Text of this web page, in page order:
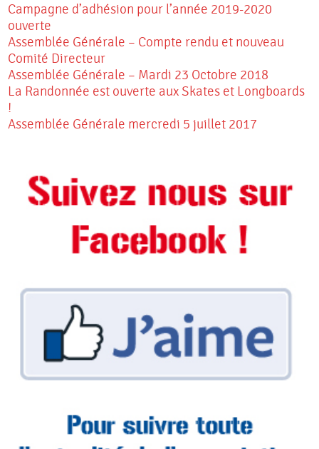
Campagne d’adhésion pour l’année 2019-2020
ouverte
Assemblée Générale – Compte rendu et nouveau
Comité Directeur
Assemblée Générale – Mardi 23 Octobre 2018
La Randonnée est ouverte aux Skates et Longboards
!
Assemblée Générale mercredi 5 juillet 2017